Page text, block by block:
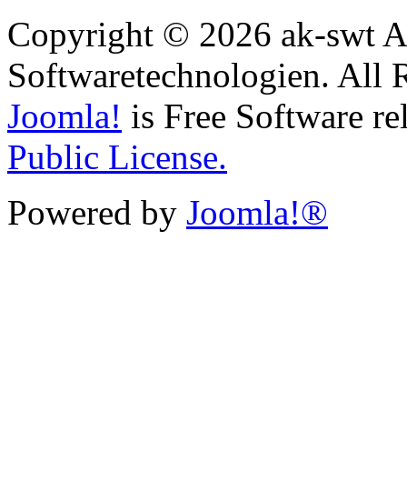
Copyright © 2026 ak-swt
Softwaretechnologien. All
Joomla! is Free Software
Public License.
Powered by Joomla!®